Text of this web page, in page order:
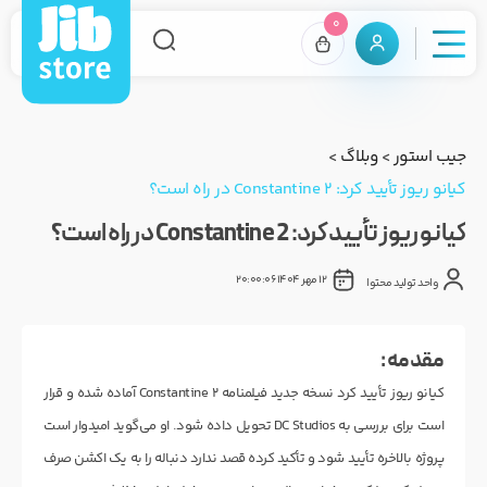
0
جیب استور>وبلاگ >
کیانو ریوز تأیید کرد: Constantine 2 در راه است؟
کیانو ریوز تأیید کرد: Constantine 2 در راه است؟
واحد تولید محتوا 12 مهر 1404 20:00:06
مقدمه :
کیانو ریوز تأیید کرد نسخه جدید فیلمنامه Constantine 2 آماده شده و قرار
است برای بررسی به DC Studios تحویل داده شود. او می‌گوید امیدوار است
پروژه بالاخره تأیید شود و تأکید کرده قصد ندارد دنباله را به یک اکشن صرف